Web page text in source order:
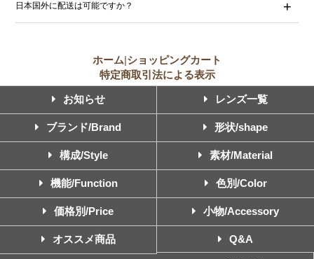
日本国外に配送は可能ですか？
ホーム ショッピングカート
特定商取引法による表示
お知らせ レンズ一覧
ブランド/Brand 形状/shape
構成/Style 素材/Material
機能/Function 色別/Color
価格別/Price 小物/Accessory
オススメ商品 Q&A